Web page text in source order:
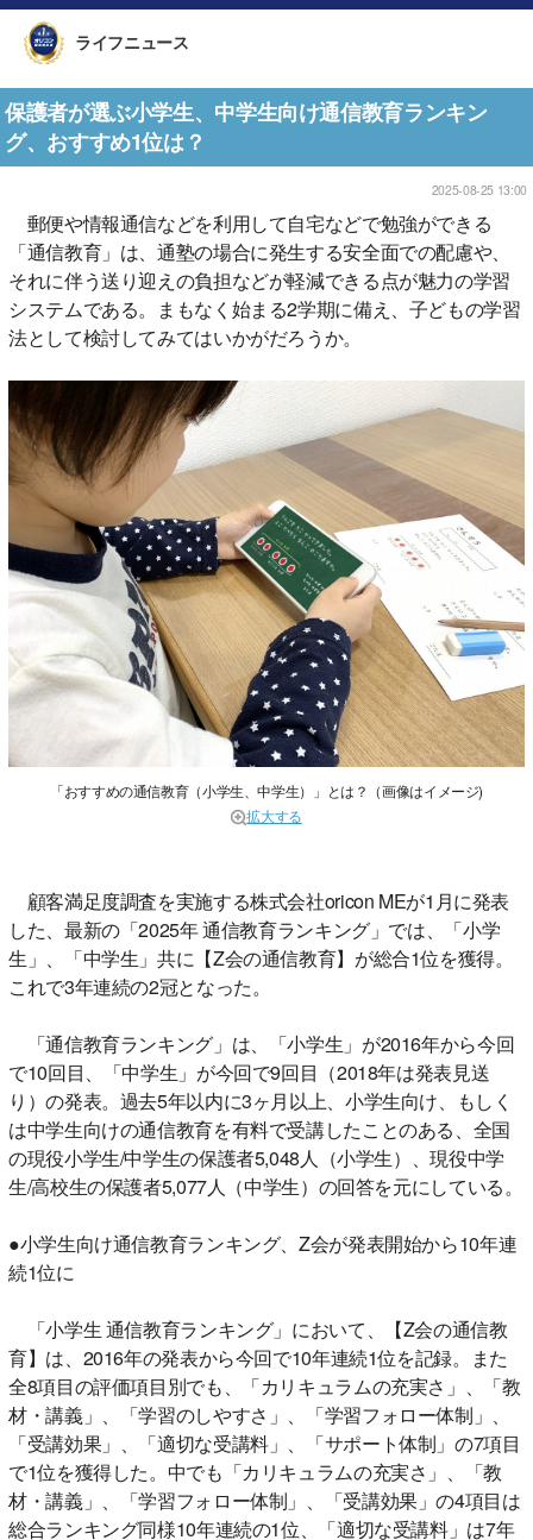
ライフニュース
保護者が選ぶ小学生、中学生向け通信教育ランキン
グ、おすすめ1位は？
2025-08-25 13:00
郵便や情報通信などを利用して自宅などで勉強ができる
「通信教育」は、通塾の場合に発生する安全面での配慮や、
それに伴う送り迎えの負担などが軽減できる点が魅力の学習
システムである。まもなく始まる2学期に備え、子どもの学習
法として検討してみてはいかがだろうか。
「おすすめの通信教育（小学生、中学生）」とは？（画像はイメージ)
拡大する
顧客満足度調査を実施する株式会社oricon MEが1月に発表
した、最新の「2025年 通信教育ランキング」では、「小学
生」、「中学生」共に【Z会の通信教育】が総合1位を獲得。
これで3年連続の2冠となった。
「通信教育ランキング」は、「小学生」が2016年から今回
で10回目、「中学生」が今回で9回目（2018年は発表見送
り）の発表。過去5年以内に3ヶ月以上、小学生向け、もしく
は中学生向けの通信教育を有料で受講したことのある、全国
の現役小学生/中学生の保護者5,048人（小学生）、現役中学
生/高校生の保護者5,077人（中学生）の回答を元にしている。
●小学生向け通信教育ランキング、Z会が発表開始から10年連
続1位に
「小学生 通信教育ランキング」において、【Z会の通信教
育】は、2016年の発表から今回で10年連続1位を記録。また
全8項目の評価項目別でも、「カリキュラムの充実さ」、「教
材・講義」、「学習のしやすさ」、「学習フォロー体制」、
「受講効果」、「適切な受講料」、「サポート体制」の7項目
で1位を獲得した。中でも「カリキュラムの充実さ」、「教
材・講義」、「学習フォロー体制」、「受講効果」の4項目は
総合ランキング同様10年連続の1位、「適切な受講料」は7年